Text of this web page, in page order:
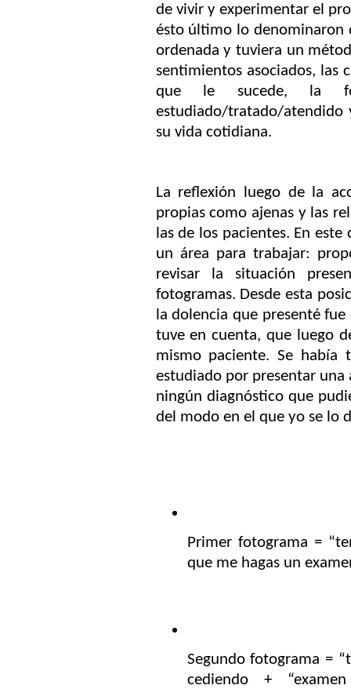
de vivir y experimentar el
ésto último lo denominaron
ordenada y tuviera un
sentimientos asociados, las
que le sucede, la
estudiado/tratado/
su vida cotidiana.
La reflexión luego de la
propias como ajenas y las
las de los pacientes. En
un área para trabajar:
revisar la situación
fotogramas. Desde esta
la dolencia que presenté
tuve en cuenta, que luego
mismo paciente. Se había
estudiado por presentar una
ningún diagnóstico que
del modo en el que yo se lo
Primer fotograma =
que me hagas un
Segundo fotograma =
cediendo +